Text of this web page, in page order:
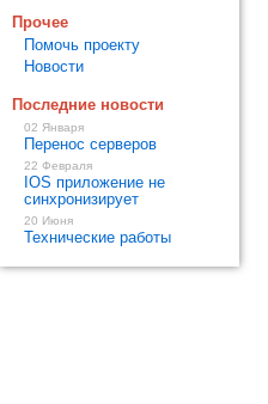
Прочее
Помочь проекту
Новости
Последние новости
02 Января
Перенос серверов
22 Февраля
IOS приложение не
синхронизирует
20 Июня
Технические работы